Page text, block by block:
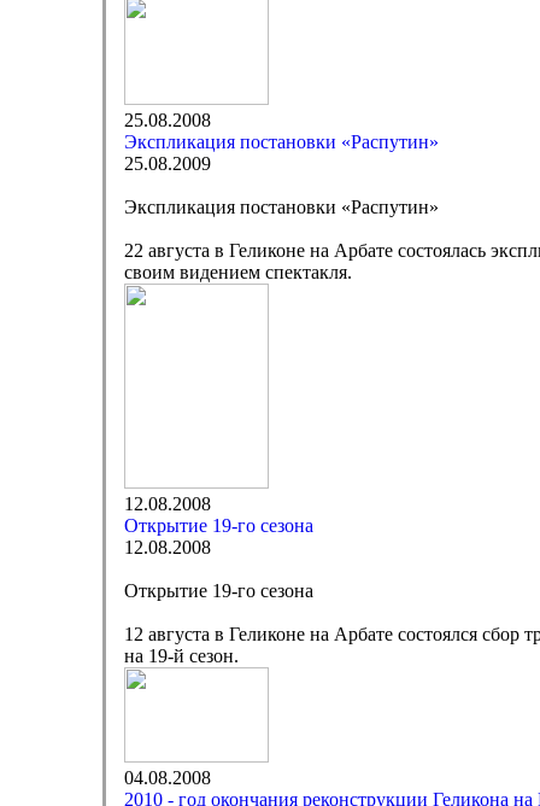
25.08.2008
Экспликация постановки «Распутин»
25.08.2009
Экспликация постановки «Распутин»
22 августа в Геликоне на Арбате состоялась
своим видением спектакля.
12.08.2008
Открытие 19-го сезона
12.08.2008
Открытие 19-го сезона
12 августа в Геликоне на Арбате состоялся
на 19-й сезон.
04.08.2008
2010 - год окончания реконструкции Геликона